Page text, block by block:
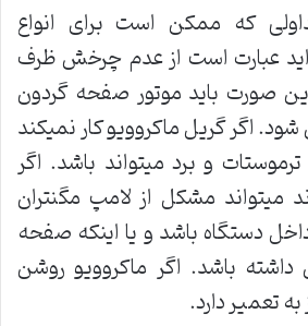
که ممکن است برای انواع
اید عبارت است از عدم چرخش ظرف
صورت باید موتور صفحه گردون
اگر گریل ماکروویو کار نمیکند
و برد میتواند باشد. اگر
میتواند مشکل از لامپ مگنتران
دستگاه باشد و یا اینکه صفحه
داشته باشد. اگر ماکروویو روشن
تعمیر دارد.